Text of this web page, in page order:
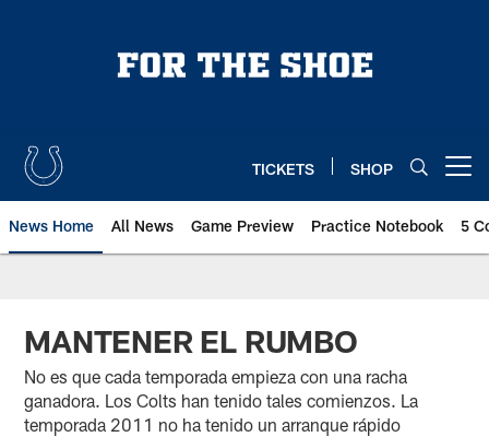
TICKETS SHOP
News Home All News Game Preview Practice Notebook 5
MANTENER EL RUMBO
No es que cada temporada empieza con una racha
ganadora. Los Colts han tenido tales comienzos. La
temporada 2011 no ha tenido un arranque rápido